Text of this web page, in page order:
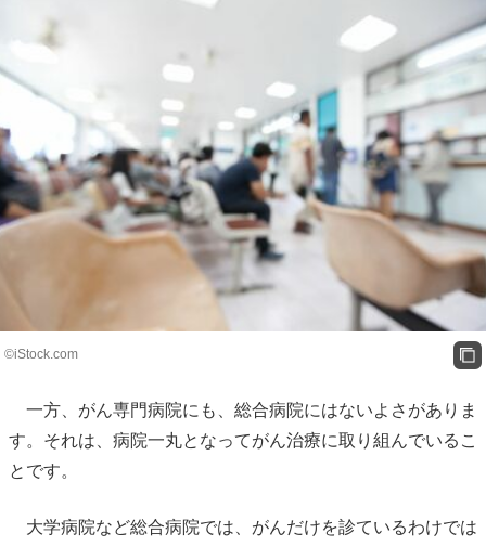
©iStock.com
一方、がん専門病院にも、総合病院にはないよさがありま
す。それは、病院一丸となってがん治療に取り組んでいるこ
とです。
大学病院など総合病院では、がんだけを診ているわけでは